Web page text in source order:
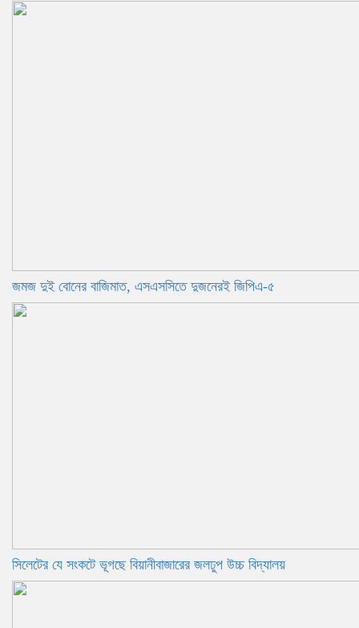
জমজ দুই বোনের বাজিমাত, এসএসসিতে দুজনেরই জিপিএ-৫
সিলেটের যে সংকটে ভূগছে বিয়ানীবাজারের জলঢুপ উচ্চ বিদ্যালয়